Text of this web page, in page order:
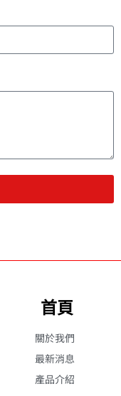
首頁
關於我們
最新消息
產品介紹